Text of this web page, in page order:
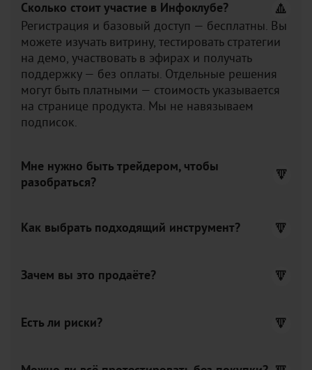
Сколько стоит участие в Инфоклубе?
Регистрация и базовый доступ — бесплатны. Вы
можете изучать витрину, тестировать стратегии
на демо, участвовать в эфирах и получать
поддержку — без оплаты. Отдельные решения
могут быть платными — стоимость указывается
на странице продукта. Мы не навязываем
подписок.
Мне нужно быть трейдером, чтобы
разобраться?
Как выбрать подходящий инструмент?
Зачем вы это продаёте?
Есть ли риски?